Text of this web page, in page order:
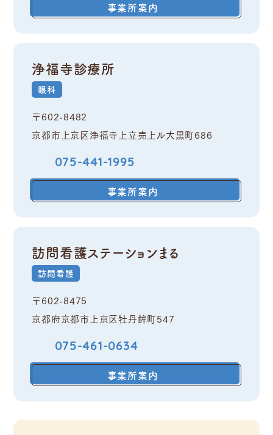
事業所案内
浄福寺診療所
眼科
〒602-8482
京都市上京区浄福寺上立売上ル大黒町686
075-441-1995
事業所案内
訪問看護ステーションまる
訪問看護
〒602-8475
京都府京都市上京区牡丹鉾町547
075-461-0634
事業所案内